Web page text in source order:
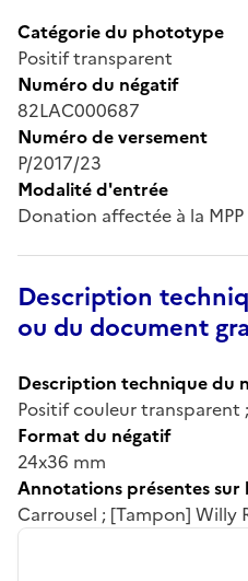
Catégorie du phototype
Positif transparent
Numéro du négatif
82LAC000687
Numéro de versement
P/2017/23
Modalité d'entrée
Donation affectée à la MPP
Description
ou du document
Description technique du
Positif couleur transparent
Format du négatif
24x36 mm
Annotations présentes sur
Carrousel ; [Tampon] Willy